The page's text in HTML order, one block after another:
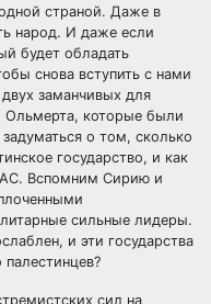
страной. Даже в
народ. И даже если
будет обладать
снова вступить с нами
заманчивых для
Ольмерта, которые были
о том, сколько
государство, и как
Вспомним Сирию и
сильные лидеры.
и эти государства
сил на